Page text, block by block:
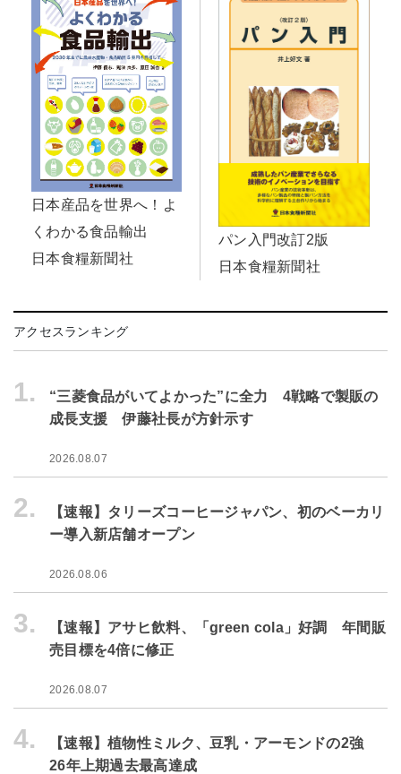
日本産品を世界へ！よ
くわかる食品輸出
日本食糧新聞社
パン入門改訂2版
日本食糧新聞社
アクセスランキング
1.
“三菱食品がいてよかった”に全力 4戦略で製販の
成長支援 伊藤社長が方針示す
2026.08.07
2.
【速報】タリーズコーヒージャパン、初のベーカリ
ー導入新店舗オープン
2026.08.06
3.
【速報】アサヒ飲料、「green cola」好調 年間販
売目標を4倍に修正
2026.08.07
4.
【速報】植物性ミルク、豆乳・アーモンドの2強
26年上期過去最高達成